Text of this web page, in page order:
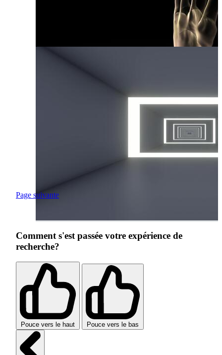
Page suivante
Comment s'est passée votre expérience de
recherche?
Pouce vers le haut Pouce vers le bas